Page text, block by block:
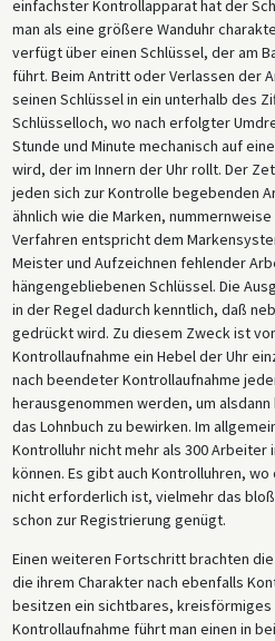
einfachster Kontrollapparat hat der
man als eine größere Wanduhr
verfügt über einen Schlüssel, der am
führt. Beim Antritt oder Verlassen der
seinen Schlüssel in ein unterhalb des
Schlüsselloch, wo nach erfolgter
Stunde und Minute mechanisch auf
wird, der im Innern der Uhr rollt. Der
jeden sich zur Kontrolle begebenden
ähnlich wie die Marken,
Verfahren entspricht dem
Meister und Aufzeichnen fehlender
hängengebliebenen Schlüssel. Die
in der Regel dadurch kenntlich, daß
gedrückt wird. Zu diesem Zweck ist
Kontrollaufnahme ein Hebel der Uhr
nach beendeter Kontrollaufnahme
herausgenommen werden, um
das Lohnbuch zu bewirken. Im
Kontrolluhr nicht mehr als 300 Arbeiter
können. Es gibt auch Kontrolluhren,
nicht erforderlich ist, vielmehr das
schon zur Registrierung genügt.
Einen weiteren Fortschritt brachten
die ihrem Charakter nach ebenfalls
besitzen ein sichtbares, kreisförmiges
Kontrollaufnahme führt man einen in